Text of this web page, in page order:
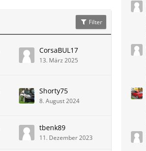
Filter
CorsaBUL17
13. März 2025
Shorty75
8. August 2024
tbenk89
11. Dezember 2023